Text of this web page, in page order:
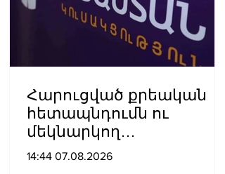
Հարուցված քրեական
հետապնդումն ու
մեկնարկող
դատավարությունը
14:44 07.08.2026